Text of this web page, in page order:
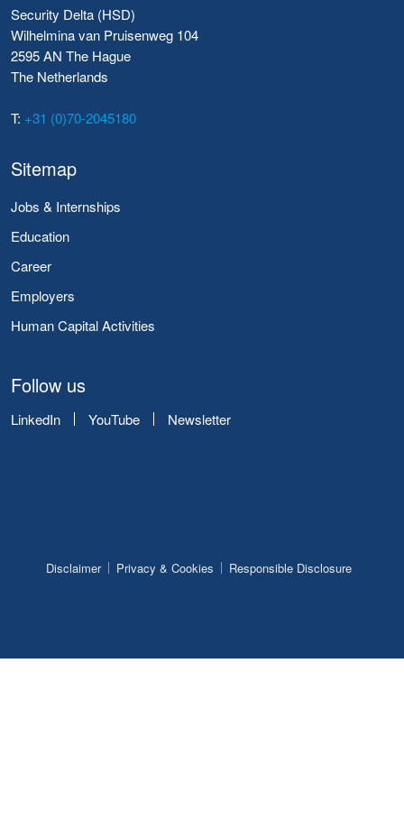
Security Delta (HSD)
Wilhelmina van Pruisenweg 104
2595 AN The Hague
The Netherlands
T: +31 (0)70-2045180
Sitemap
Jobs & Internships
Education
Career
Employers
Human Capital Activities
Follow us
LinkedIn YouTube Newsletter
Disclaimer Privacy & Cookies Responsible Disclosure